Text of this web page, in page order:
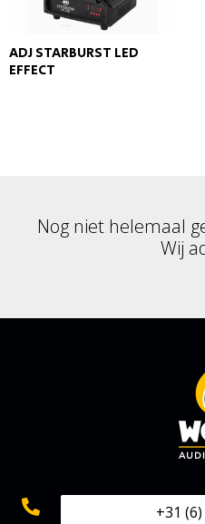
ADJ STARBURST LED
EFFECT
Nog niet helemaal
Wij
+31